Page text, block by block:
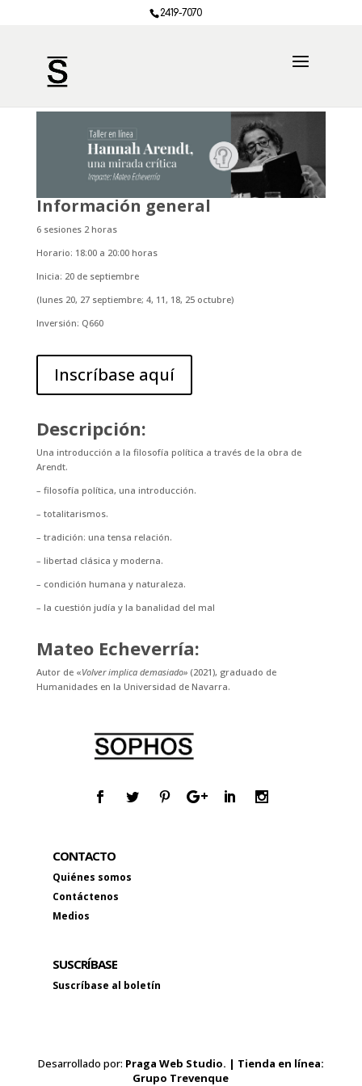
2419-7070
Información general
6 sesiones 2 horas
Horario: 18:00 a 20:00 horas
Inicia: 20 de septiembre
(lunes 20, 27 septiembre; 4, 11, 18, 25 octubre)
Inversión: Q660
Inscríbase aquí
Descripción:
Una introducción a la filosofía política a través de la obra de
Arendt.
– filosofía política, una introducción.
– totalitarismos.
– tradición: una tensa relación.
– libertad clásica y moderna.
– condición humana y naturaleza.
– la cuestión judía y la banalidad del mal
Mateo Echeverría:
Autor de «Volver implica demasiado»(2021), graduado de
Humanidades en la Universidad de Navarra.
CONTACTO
Quiénes somos
Contáctenos
Medios
SUSCRÍBASE
Suscríbase al boletín
Desarrollado por: Praga Web Studio. | Tienda en línea:
Grupo Trevenque